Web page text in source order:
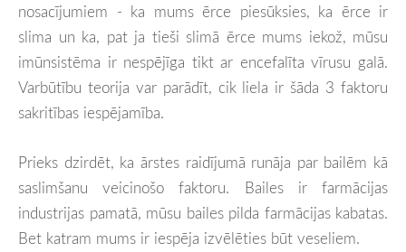
nosacījumiem - ka mums ērce piesūksies, ka ērce ir
slima un ka, pat ja tieši slimā ērce mums iekož, mūsu
imūnsistēma ir nespējīga tikt ar encefalīta vīrusu galā.
Varbūtību teorija var parādīt, cik liela ir šāda 3 faktoru
sakritības iespējamība.
Prieks dzirdēt, ka ārstes raidījumā runāja par bailēm kā
saslimšanu veicinošo faktoru. Bailes ir farmācijas
industrijas pamatā, mūsu bailes pilda farmācijas kabatas.
Bet katram mums ir iespēja izvēlēties būt veseliem.